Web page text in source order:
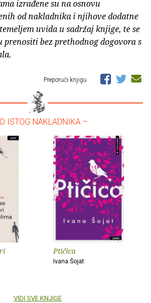
izrađene su na osnovu
od nakladnika i njihove dodatne
uvida u sadržaj knjige, te se
prenositi bez prethodnog dogovora s
Preporuči knjigu
ISTOG NAKLADNIKA –
Ptičica
Ivana Šojat
VIDI SVE KNJIGE